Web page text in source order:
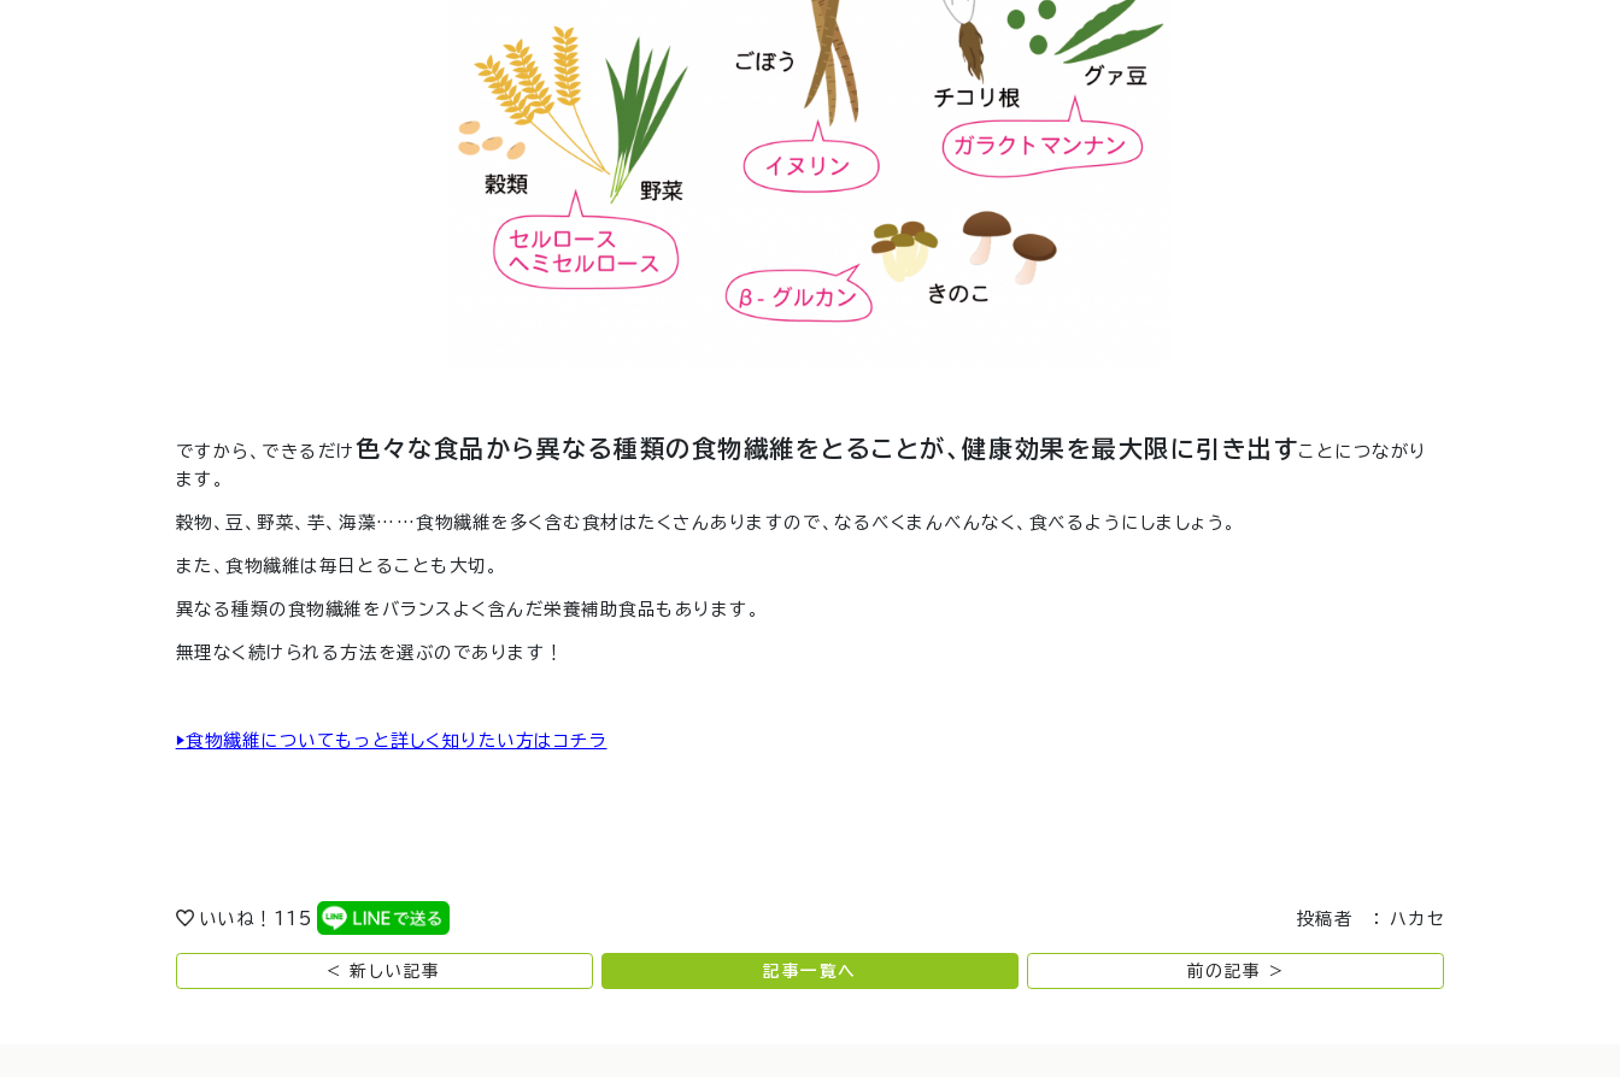
ですから、できるだけ 色々な食品から異なる種類の食物繊維をとることが、健康効果を最大限に引き出すことにつながり
ます。
穀物、豆、野菜、芋、海藻……食物繊維を多く含む食材はたくさんありますので、なるべくまんべんなく、食べるようにしましょう。
また、食物繊維は毎日とることも大切。
異なる種類の食物繊維をバランスよく含んだ栄養補助食品もあります。
無理なく続けられる方法を選ぶのであります！
▶︎食物繊維についてもっと詳しく知りたい方はコチラ
投稿者 ： ハカセ
いいね！ 115
< 新しい記事 記事一覧へ 前の記事 >